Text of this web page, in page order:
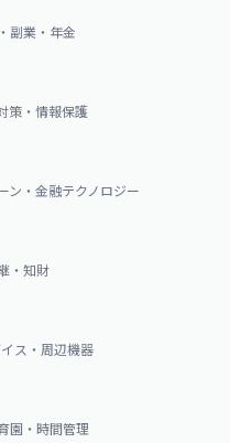
副業・年金
策・情報保護
ン・金融テクノロジー
・知財
ス・周辺機器
園・時間管理